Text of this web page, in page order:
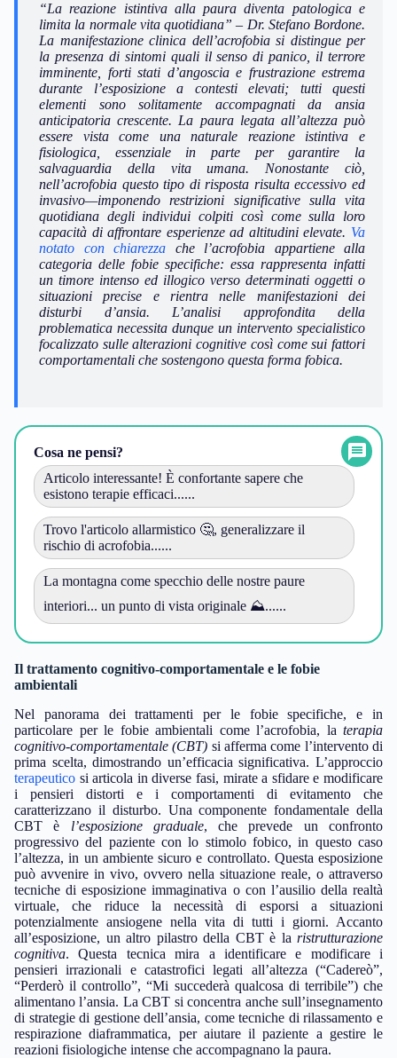
“La reazione istintiva alla paura diventa patologica e
limita la normale vita quotidiana” – Dr. Stefano Bordone.
La manifestazione clinica dell’acrofobia si distingue per
la presenza di sintomi quali ilsenso di panico , il terrore
imminente, forti stati d’angoscia e frustrazione estrema
durante l’esposizione a contesti elevati; tutti questi
elementi sono solitamente accompagnati da ansia
anticipatoria crescente. La paura legata all’altezza può
essere vista come una naturale reazione istintiva e
fisiologica , essenziale in parte per garantire la
salvaguardia della vita umana. Nonostante ciò,
nell’acrofobia questo tipo di risposta risulta eccessivo ed
invasivo—imponendo restrizioni significative sulla vita
quotidiana degli individui colpiti così come sulla loro
capacità di affrontare esperienze ad altitudini elevate. Va
notato con chiarezza che l’acrofobia appartiene alla
categoria delle fobie specifiche: essa rappresenta infatti
un timore intenso ed illogico verso determinati oggetti o
situazioni precise e rientra nelle manifestazioni dei
disturbi d’ansia. L’analisi approfondita della
problematica necessita dunque un intervento specialistico
focalizzato sulle alterazioni cognitive così come sui fattori
comportamentali che sostengono questa forma fobica.
Cosa ne pensi?
Articolo interessante! È confortante sapere che
esistono terapie efficaci......
Trovo l'articolo allarmistico 🤔, generalizzare il
rischio di acrofobia......
La montagna come specchio delle nostre paure
interiori... un punto di vista originale ⛰️......
Il trattamento cognitivo-comportamentale e le fobie
ambientali
Nel panorama dei trattamenti per le fobie specifiche, e in
particolare per le fobie ambientali come l’acrofobia, la terapia
cognitivo-comportamentale (CBT) si afferma come l’intervento di
prima scelta, dimostrando un’efficacia significativa. L’approccio
terapeutico si articola in diverse fasi, mirate a sfidare e modificare
i pensieri distorti e i comportamenti di evitamento che
caratterizzano il disturbo. Una componente fondamentale della
CBT è l’esposizione graduale, che prevede un confronto
progressivo del paziente con lo stimolo fobico, in questo caso
l’altezza, in un ambiente sicuro e controllato. Questa esposizione
può avvenire in vivo, ovvero nella situazione reale, o attraverso
tecniche di esposizione immaginativa o con l’ausilio della realtà
virtuale, che riduce la necessità di esporsi a situazioni
potenzialmente ansiogene nella vita di tutti i giorni. Accanto
all’esposizione, un altro pilastro della CBT è la ristrutturazione
cognitiva. Questa tecnica mira a identificare e modificare i
pensieri irrazionali e catastrofici legati all’altezza (“Cadereò”,
“Perderò il controllo”, “Mi succederà qualcosa di terribile”) che
alimentano l’ansia. La CBT si concentra anche sull’insegnamento
di strategie di gestione dell’ansia, come tecniche di rilassamento e
respirazione diaframmatica, per aiutare il paziente a gestire le
reazioni fisiologiche intense che accompagnano la paura.